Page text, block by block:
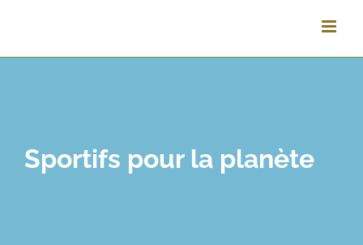
contenu
Sportifs pour la planète